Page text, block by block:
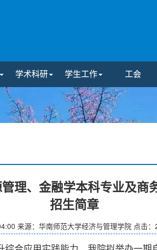
学术科研 学生工作 工会
理、金融学本科专业及商
招生简章
来源：华南师范大学经济与管理学院 点击：